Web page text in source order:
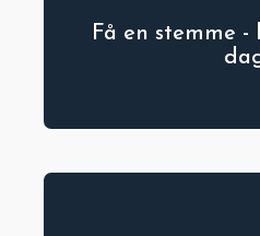
Få en stemme